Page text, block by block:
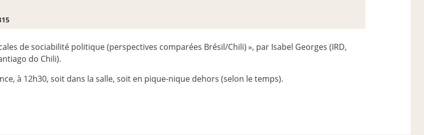
de sociabilité politique (perspectives comparées Brésil/Chili)», par Isabel Georges (IRD,
do Chili).
à 12h30, soit dans la salle, soit en pique-nique dehors (selon le temps).